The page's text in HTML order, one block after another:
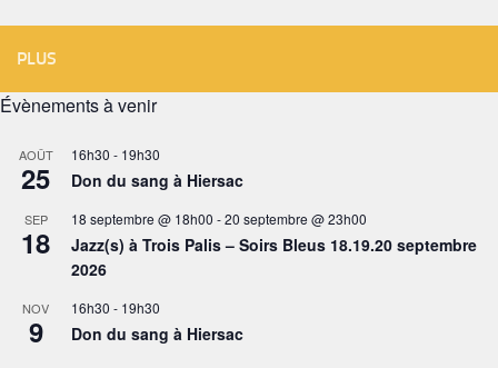
PLUS
Évènements à venir
AOÛT
25
16h30 - 19h30
Don du sang à Hiersac
SEP
18
18 septembre @ 18h00 -20 septembre @ 23h00
Jazz(s) à Trois Palis – Soirs Bleus 18.19.20 septembre
2026
NOV
9
16h30 - 19h30
Don du sang à Hiersac